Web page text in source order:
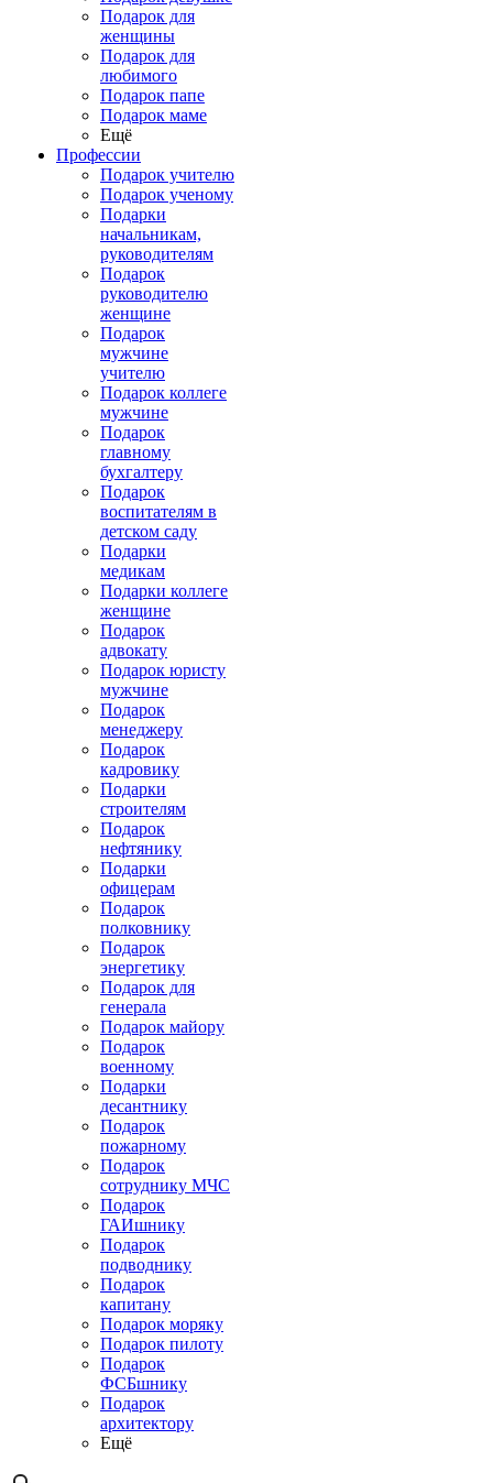
Подарок для
женщины
Подарок для
любимого
Подарок папе
Подарок маме
Ещё
Профессии
Подарок учителю
Подарок ученому
Подарки
начальникам,
руководителям
Подарок
руководителю
женщине
Подарок
мужчине
учителю
Подарок коллеге
мужчине
Подарок
главному
бухгалтеру
Подарок
воспитателям в
детском саду
Подарки
медикам
Подарки коллеге
женщине
Подарок
адвокату
Подарок юристу
мужчине
Подарок
менеджеру
Подарок
кадровику
Подарки
строителям
Подарок
нефтянику
Подарки
офицерам
Подарок
полковнику
Подарок
энергетику
Подарок для
генерала
Подарок майору
Подарок
военному
Подарки
десантнику
Подарок
пожарному
Подарок
сотруднику МЧС
Подарок
ГАИшнику
Подарок
подводнику
Подарок
капитану
Подарок моряку
Подарок пилоту
Подарок
ФСБшнику
Подарок
архитектору
Ещё